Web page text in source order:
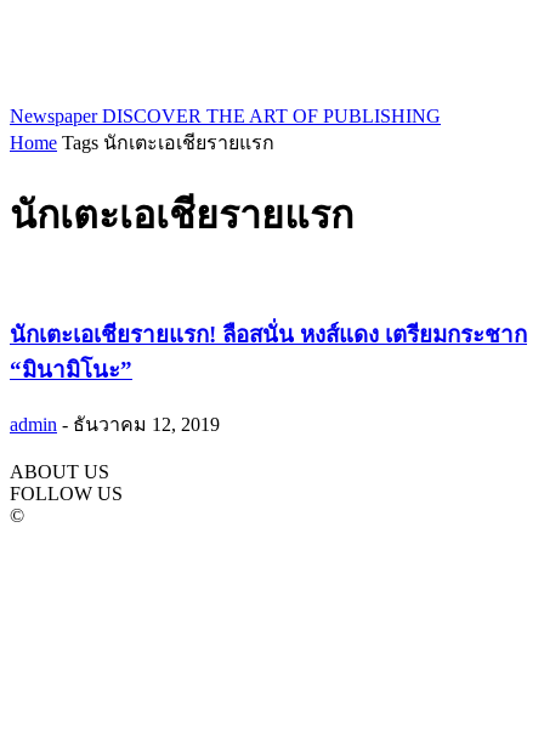
Newspaper DISCOVER THE ART OF PUBLISHING
Home Tags นักเตะเอเชียรายแรก
นักเตะเอเชียรายแรก
นักเตะเอเชียรายแรก! ลือสนั่น หงส์แดง เตรียมกระชาก
“มินามิโนะ”
admin - ธันวาคม 12, 2019
ABOUT US
FOLLOW US
©